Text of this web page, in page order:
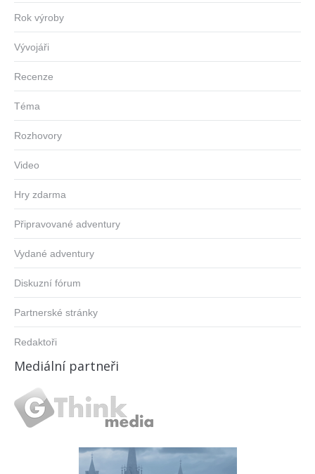
Rok výroby
Vývojáři
Recenze
Téma
Rozhovory
Video
Hry zdarma
Připravované adventury
Vydané adventury
Diskuzní fórum
Partnerské stránky
Redaktoři
Mediální partneři